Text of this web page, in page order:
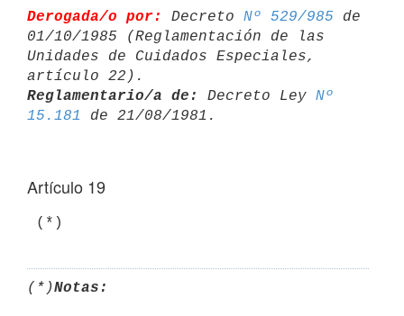
Derogada/o por: Decreto Nº 529/985 de
01/10/1985 (Reglamentación de las
Unidades de Cuidados Especiales,
Reglamentario/a de:
Decreto Ley Nº
15.181
Artículo 19
(*)Notas: